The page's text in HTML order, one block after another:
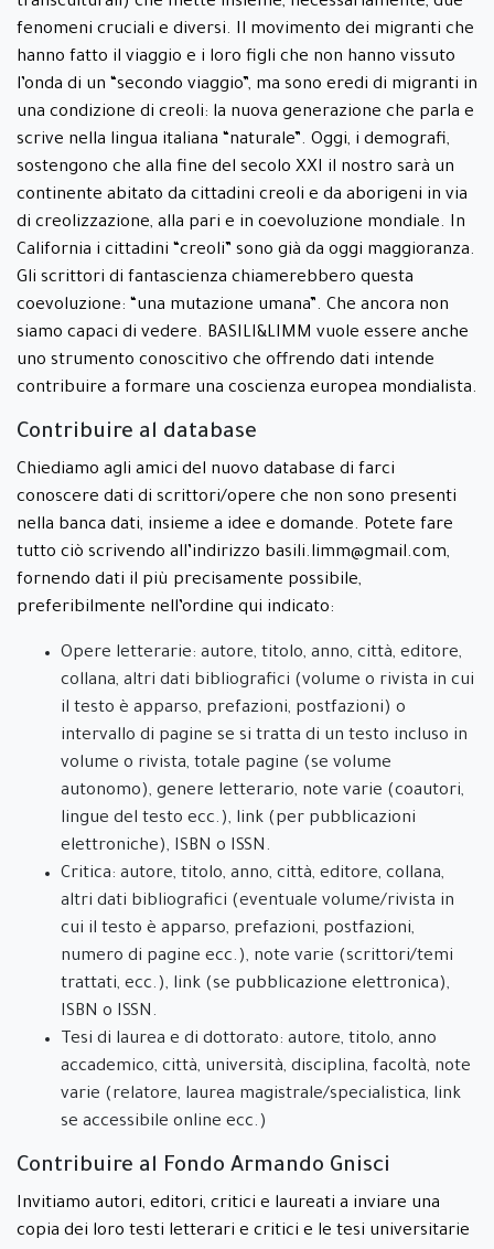
fenomeni cruciali e diversi. Il movimento dei migranti che
hanno fatto il viaggio e i loro figli che non hanno vissuto
l’onda di un “secondo viaggio”, ma sono eredi di migranti in
una condizione di creoli: la nuova generazione che parla e
scrive nella lingua italiana “naturale”. Oggi, i demografi,
sostengono che alla fine del secolo XXI il nostro sarà un
continente abitato da cittadini creoli e da aborigeni in via
di creolizzazione, alla pari e in coevoluzione mondiale. In
California i cittadini “creoli” sono già da oggi maggioranza.
Gli scrittori di fantascienza chiamerebbero questa
coevoluzione: “una mutazione umana”. Che ancora non
siamo capaci di vedere. BASILI&LIMM vuole essere anche
uno strumento conoscitivo che offrendo dati intende
contribuire a formare una coscienza europea mondialista.
Contribuire al database
Chiediamo agli amici del nuovo database di farci
conoscere dati di scrittori/opere che non sono presenti
nella banca dati, insieme a idee e domande. Potete fare
tutto ciò scrivendo all’indirizzo basili.limm@gmail.com,
fornendo dati il più precisamente possibile,
preferibilmente nell’ordine qui indicato:
Opere letterarie: autore, titolo, anno, città, editore,
collana, altri dati bibliografici (volume o rivista in cui
il testo è apparso, prefazioni, postfazioni) o
intervallo di pagine se si tratta di un testo incluso in
volume o rivista, totale pagine (se volume
autonomo), genere letterario, note varie (coautori,
lingue del testo ecc.), link (per pubblicazioni
elettroniche), ISBN o ISSN.
Critica: autore, titolo, anno, città, editore, collana,
altri dati bibliografici (eventuale volume/rivista in
cui il testo è apparso, prefazioni, postfazioni,
numero di pagine ecc.), note varie (scrittori/temi
trattati, ecc.), link (se pubblicazione elettronica),
ISBN o ISSN.
Tesi di laurea e di dottorato: autore, titolo, anno
accademico, città, università, disciplina, facoltà, note
varie (relatore, laurea magistrale/specialistica, link
se accessibile online ecc.)
Contribuire al Fondo Armando Gnisci
Invitiamo autori, editori, critici e laureati a inviare una
copia dei loro testi letterari e critici e le tesi universitarie